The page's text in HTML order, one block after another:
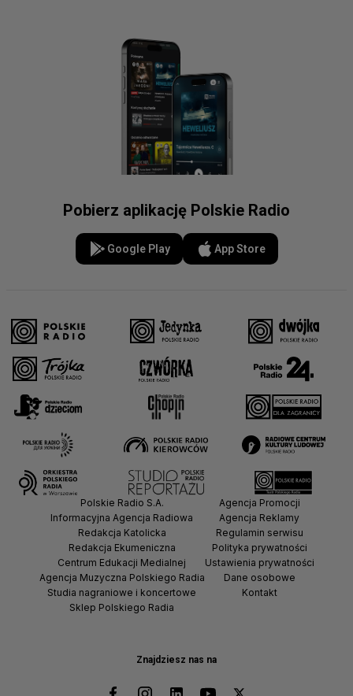
Pobierz aplikację Polskie Radio
Google Play App Store
Znajdziesz nas na
Polskie Radio S.A.
Informacyjna Agencja Radiowa
Redakcja Katolicka
Redakcja Ekumeniczna
Centrum Edukacji Medialnej
Agencja Muzyczna Polskiego Radia
Studia nagraniowe i koncertowe
Sklep Polskiego Radia
Agencja Promocji
Agencja Reklamy
Regulamin serwisu
Polityka prywatności
Ustawienia prywatności
Dane osobowe
Kontakt